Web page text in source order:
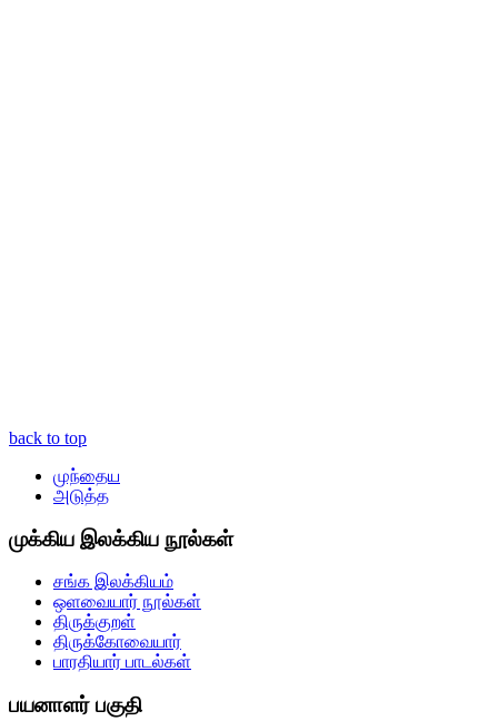
back to top
முந்தைய
அடுத்த
முக்கிய இலக்கிய நூல்கள்
சங்க இலக்கியம்
ஒளவையார் நூல்கள்
திருக்குறள்
திருக்கோவையார்
பாரதியார் பாடல்கள்
பயனாளர் பகுதி